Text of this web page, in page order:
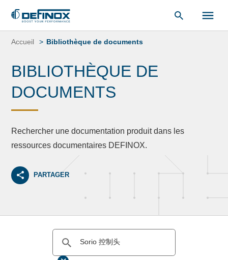
Aller
«Bibliothèque de documents
Accueil Bibliothèque de documents
BIBLIOTHÈQUE DE
DOCUMENTS
Rechercher une documentation produit dans les
ressources documentaires DEFINOX.
PARTAGER